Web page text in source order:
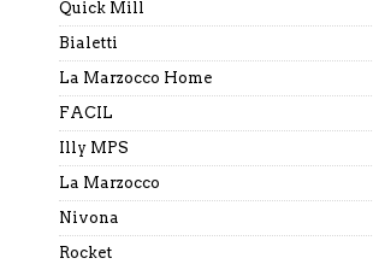
Quick Mill
Bialetti
La Marzocco Home
FACIL
Illy MPS
La Marzocco
Nivona
Rocket